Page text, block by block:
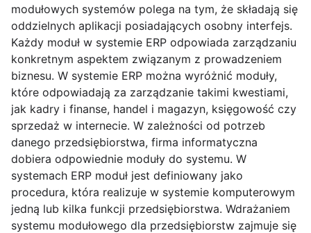
modułowych systemów polega na tym, że składają się
oddzielnych aplikacji posiadających osobny interfejs.
Każdy moduł w systemie ERP odpowiada zarządzaniu
konkretnym aspektem związanym z prowadzeniem
biznesu. W systemie ERP można wyróżnić moduły,
które odpowiadają za zarządzanie takimi kwestiami,
jak kadry i finanse, handel i magazyn, księgowość czy
sprzedaż w internecie. W zależności od potrzeb
danego przedsiębiorstwa, firma informatyczna
dobiera odpowiednie moduły do systemu. W
systemach ERP moduł jest definiowany jako
procedura, która realizuje w systemie komputerowym
jedną lub kilka funkcji przedsiębiorstwa. Wdrażaniem
systemu modułowego dla przedsiębiorstw zajmuje się